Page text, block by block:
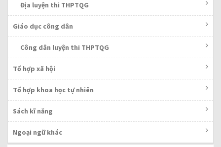
Địa luyện thi THPTQG
Giáo dục công dân
Công dân luyện thi THPTQG
Tổ hợp xã hội
Tổ hợp khoa học tự nhiên
Sách kĩ năng
Ngoại ngữ khác